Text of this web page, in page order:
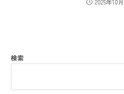
2025年10
検索